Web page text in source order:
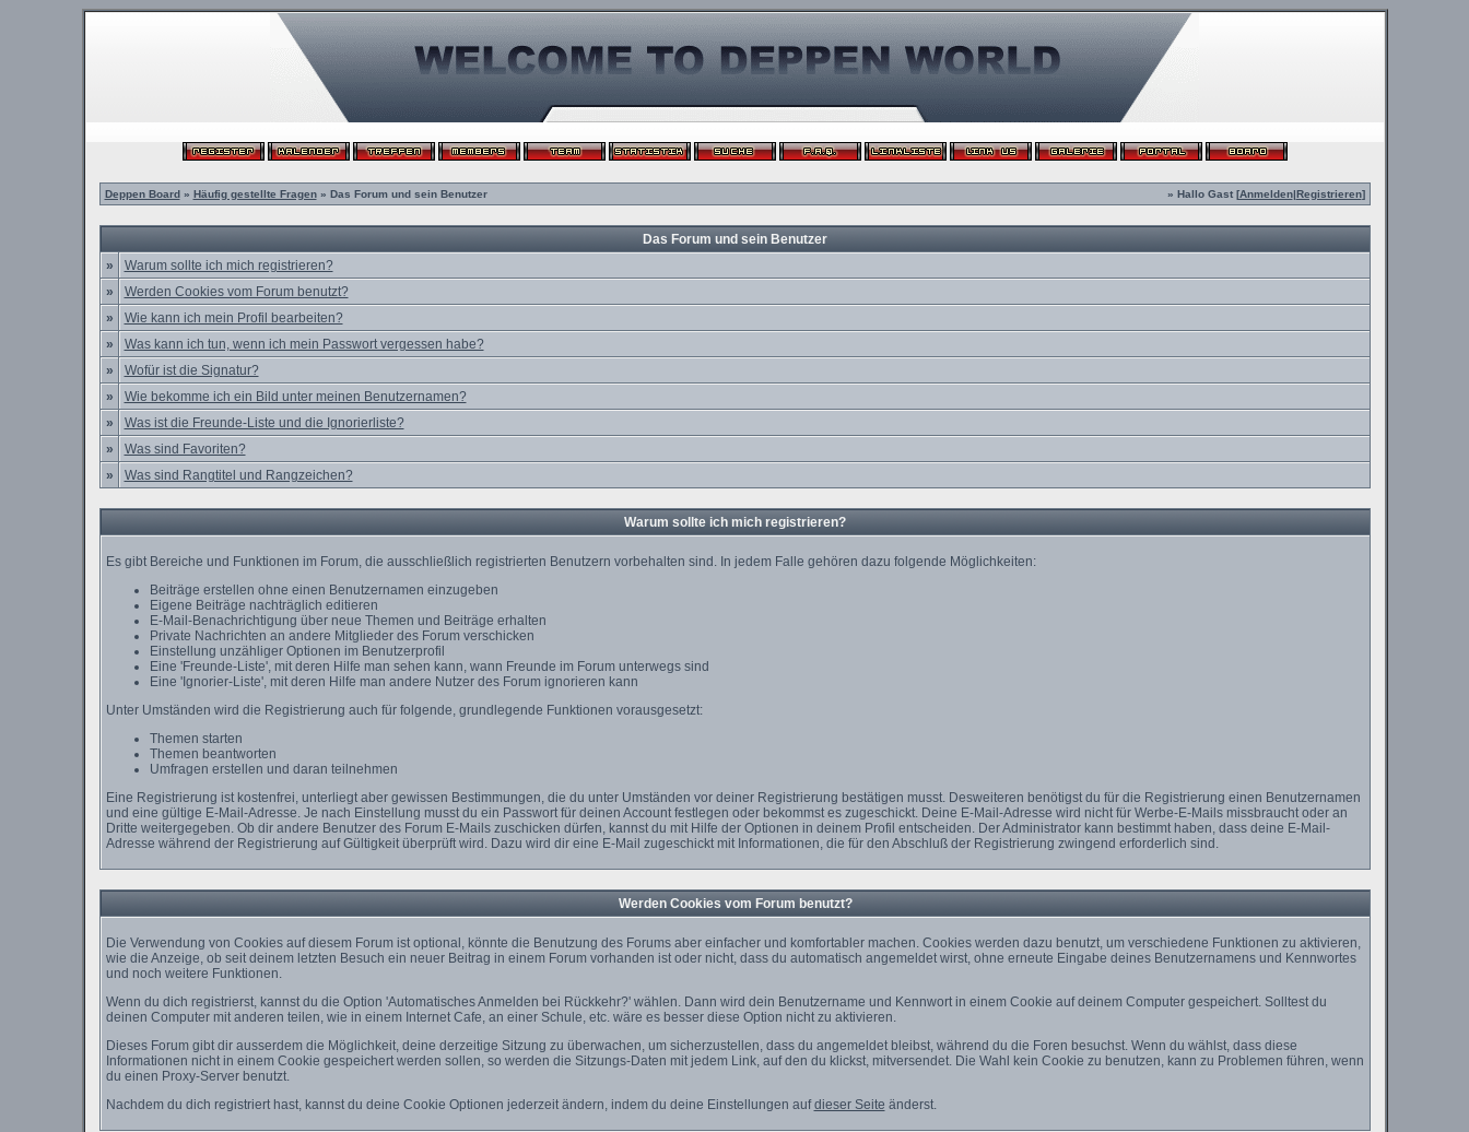
Deppen Board» Häufig gestellte Fragen» Das Forum und sein Benutzer » Hallo Gast [Anmelden|Registrieren]
Das Forum und sein Benutzer
»
Warum sollte ich mich registrieren?
»
Werden Cookies vom Forum benutzt?
»
Wie kann ich mein Profil bearbeiten?
»
Was kann ich tun, wenn ich mein Passwort vergessen habe?
»
Wofür ist die Signatur?
»
Wie bekomme ich ein Bild unter meinen Benutzernamen?
»
Was ist die Freunde-Liste und die Ignorierliste?
»
Was sind Favoriten?
»
Was sind Rangtitel und Rangzeichen?
Warum sollte ich mich registrieren?
Es gibt Bereiche und Funktionen im Forum, die ausschließlich registrierten Benutzern vorbehalten sind. In jedem Falle gehören dazu folgende Möglichkeiten:
Beiträge erstellen ohne einen Benutzernamen einzugeben
Eigene Beiträge nachträglich editieren
E-Mail-Benachrichtigung über neue Themen und Beiträge erhalten
Private Nachrichten an andere Mitglieder des Forum verschicken
Einstellung unzähliger Optionen im Benutzerprofil
Eine 'Freunde-Liste', mit deren Hilfe man sehen kann, wann Freunde im Forum unterwegs sind
Eine 'Ignorier-Liste', mit deren Hilfe man andere Nutzer des Forum ignorieren kann
Unter Umständen wird die Registrierung auch für folgende, grundlegende Funktionen vorausgesetzt:
Themen starten
Themen beantworten
Umfragen erstellen und daran teilnehmen
Eine Registrierung ist kostenfrei, unterliegt aber gewissen Bestimmungen, die du unter Umständen vor deiner Registrierung bestätigen musst. Desweiteren benötigst du für die Registrierung einen Benutzernamen
und eine gültige E-Mail-Adresse. Je nach Einstellung musst du ein Passwort für deinen Account festlegen oder bekommst es zugeschickt. Deine E-Mail-Adresse wird nicht für Werbe-E-Mails missbraucht oder an
Dritte weitergegeben. Ob dir andere Benutzer des Forum E-Mails zuschicken dürfen, kannst du mit Hilfe der Optionen in deinem Profil entscheiden. Der Administrator kann bestimmt haben, dass deine E-Mail-
Adresse während der Registrierung auf Gültigkeit überprüft wird. Dazu wird dir eine E-Mail zugeschickt mit Informationen, die für den Abschluß der Registrierung zwingend erforderlich sind.
Werden Cookies vom Forum benutzt?
Die Verwendung von Cookies auf diesem Forum ist optional, könnte die Benutzung des Forums aber einfacher und komfortabler machen. Cookies werden dazu benutzt, um verschiedene Funktionen zu aktivieren,
wie die Anzeige, ob seit deinem letzten Besuch ein neuer Beitrag in einem Forum vorhanden ist oder nicht, dass du automatisch angemeldet wirst, ohne erneute Eingabe deines Benutzernamens und Kennwortes
und noch weitere Funktionen.
Wenn du dich registrierst, kannst du die Option 'Automatisches Anmelden bei Rückkehr?' wählen. Dann wird dein Benutzername und Kennwort in einem Cookie auf deinem Computer gespeichert. Solltest du
deinen Computer mit anderen teilen, wie in einem Internet Cafe, an einer Schule, etc. wäre es besser diese Option nicht zu aktivieren.
Dieses Forum gibt dir ausserdem die Möglichkeit, deine derzeitige Sitzung zu überwachen, um sicherzustellen, dass du angemeldet bleibst, während du die Foren besuchst. Wenn du wählst, dass diese
Informationen nicht in einem Cookie gespeichert werden sollen, so werden die Sitzungs-Daten mit jedem Link, auf den du klickst, mitversendet. Die Wahl kein Cookie zu benutzen, kann zu Problemen führen, wenn
du einen Proxy-Server benutzt.
Nachdem du dich registriert hast, kannst du deine Cookie Optionen jederzeit ändern, indem du deine Einstellungen aufdieser Seite änderst.